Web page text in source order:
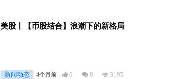
美股丨【币股结合】浪潮下的新格局
新闻动态 4个月前 0 0 3195